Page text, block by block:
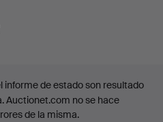
informe de estado son resultado
Auctionet.com no se hace
de la misma.